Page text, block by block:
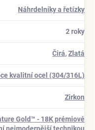
Náhrdelníky a řetízky
2 roky
Čirá,Zlatá
kvalitní ocel (304/316L)
Zirkon
Gold™ - 18K prémiové